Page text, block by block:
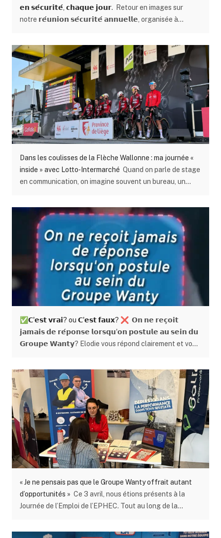
𝗲𝗻 𝘀𝗲́𝗰𝘂𝗿𝗶𝘁𝗲́, 𝗰𝗵𝗮𝗾𝘂𝗲 𝗷𝗼𝘂𝗿.
Retour en images sur
notre 𝗿𝗲́𝘂𝗻𝗶𝗼𝗻 𝘀𝗲́𝗰𝘂𝗿𝗶𝘁𝗲́ 𝗮𝗻𝗻𝘂𝗲𝗹𝗹𝗲, organisée à
autour de notre 𝗮𝗺𝗯𝗶𝘁𝗶𝗼𝗻 : 𝘇𝗲́𝗿𝗼 𝗮𝗰𝗰𝗶𝗱𝗲𝗻𝘁. Parce que
derrière chaque chantier, il y a des femmes et des
hommes 👷‍♀️👷 Et leur sécurité passe avant tout.
Dans les coulisses de la Flèche Wallonne : ma journée «
inside » avec Lotto‑Intermarché Quand on parle de stage
en communication, on imagine souvent un bureau, un
chance de vivre une journée totalement hors du commun
au cœur de la Flèche Wallonne, l’une des courses
cyclistes les plus emblématiques de Belgique. Une
immersion totale, inside , dans les coulisses du sport
professionnel. En tant que stagiaire au service
communication du Groupe Wanty, partenaire de l’équipe
Lotto‑Intermarché, j’ai eu l’opportunité de suivre Sofie
Ceyssens, responsable de presse de l’équipe, pendant
concrètement le rôle de la communication lors d’un
événement sportif de très haut niveau. Réveil matinal et
premières accréditations Ma journée débute entre 8h30
arrivée, je comprends que ce ne sera pas une journée «
comme les autres ». Dans le parking, le bus des coureurs,
les véhicules techniques et les voitures du staff sont
déjà en place. À l’intérieur, chacun s’active : soigneurs,
mécaniciens, staff sportif… tout le monde sait
exactement ce qu’il a à faire. L’ambiance est concentrée,
presque électrique. En tant que stagiaire, je me sens
immédiatement plongé dans une organisation
parfaitement rodée. Après une rapide présentation au
directeur sportif, je reçois mes accréditations. Un petit
badge… mais un sésame précieux qui me donne accès
aux zones habituellement invisibles pour le public. À ce
✅𝗖'𝗲𝘀𝘁 𝘃𝗿𝗮𝗶? ou 𝗖'𝗲𝘀𝘁 𝗳𝗮𝘂𝘅? ❌ 𝗢𝗻 𝗻𝗲 𝗿𝗲𝗰̧𝗼𝗶𝘁
𝗷𝗮𝗺𝗮𝗶𝘀 𝗱𝗲 𝗿𝗲́𝗽𝗼𝗻𝘀𝗲 𝗹𝗼𝗿𝘀𝗾𝘂'𝗼𝗻 𝗽𝗼𝘀𝘁𝘂𝗹𝗲 𝗮𝘂 𝘀𝗲𝗶𝗻 𝗱𝘂
𝗚𝗿𝗼𝘂𝗽𝗲 𝗪𝗮𝗻𝘁𝘆? Elodie vous répond clairement et vous
nous? 🫵We Want You🫵
« Je ne pensais pas que le Groupe Wanty offrait autant
d’opportunités » Ce 3 avril, nous étions présents à la
Journée de l’Emploi de l’EPHEC. Tout au long de la